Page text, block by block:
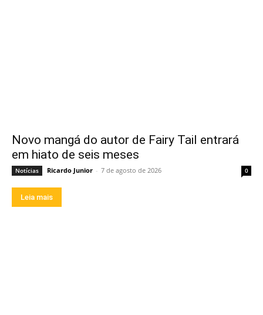
Novo mangá do autor de Fairy Tail entrará
em hiato de seis meses
Notícias Ricardo Junior - 7 de agosto de 2026 0
Leia mais